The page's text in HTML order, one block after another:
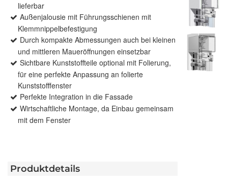
lieferbar
Außenjalousie mit Führungsschienen mit
Klemmnippelbefestigung
Durch kompakte Abmessungen auch bei kleinen
und mittleren Maueröffnungen einsetzbar
Sichtbare Kunststoffteile optional mit Folierung,
für eine perfekte Anpassung an folierte
Kunststofffenster
Perfekte Integration in die Fassade
Wirtschaftliche Montage, da Einbau gemeinsam
mit dem Fenster
Produktdetails